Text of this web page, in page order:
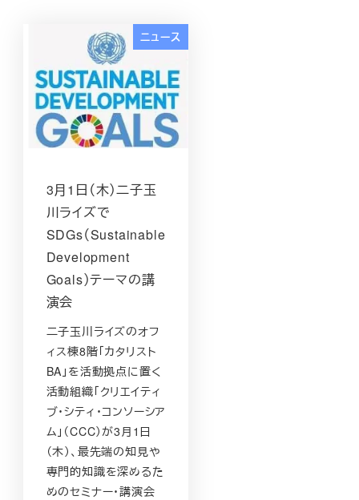
ニュース
3月1日（木）二子玉
川ライズで
SDGs（Sustainable
Development
Goals）テーマの講
演会
二子玉川ライズのオフ
ィス棟8階「カタリスト
BA」を活動拠点に置く
活動組織「クリエイティ
ブ・シティ・コンソーシア
ム」（CCC）が3月1日
（木）、最先端の知見や
専門的知識を深めるた
めのセミナー・講演会